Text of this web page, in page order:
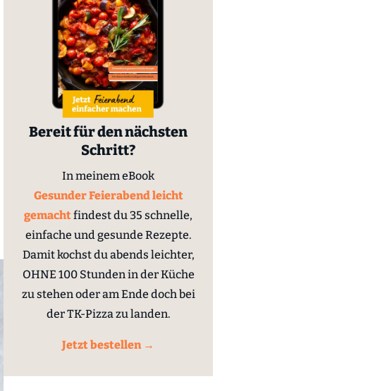
Bereit für den nächsten
Schritt?
In meinem eBook
Gesunder Feierabend leicht
gemachtfindest du 35 schnelle,
einfache und gesunde Rezepte.
Damit kochst du abends leichter,
OHNE 100 Stunden in der Küche
zu stehen oder am Ende doch bei
der TK-Pizza zu landen.
Jetzt bestellen →